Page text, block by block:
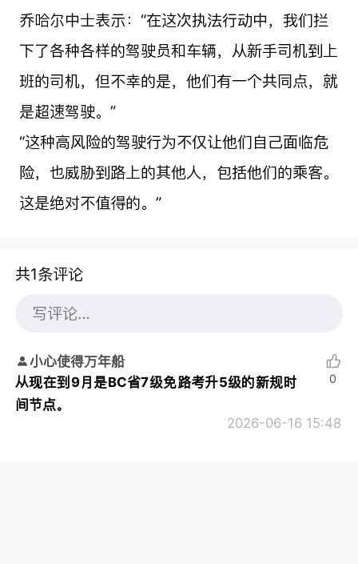
乔哈尔中士表示：“在这次执法行动中，我们拦
下了各种各样的驾驶员和车辆，从新手司机到上
班的司机，但不幸的是，他们有一个共同点，就
是超速驾驶。”
“这种高风险的驾驶行为不仅让他们自己面临危
险，也威胁到路上的其他人，包括他们的乘客。
这是绝对不值得的。”
共1条评论
小心使得万年船
从现在到9月是BC省7级免路考升5级的新规时
间节点。
2026-06-16 15:48
0